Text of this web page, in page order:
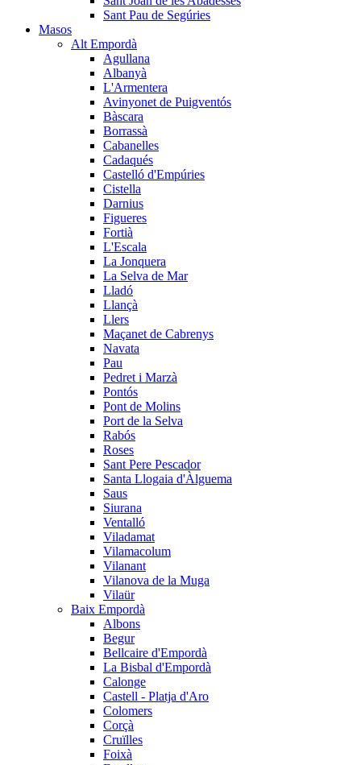
Sant Pau de Segúries
Masos
Alt Empordà
Agullana
Albanyà
L'Armentera
Avinyonet de Puigventós
Bàscara
Borrassà
Cabanelles
Cadaqués
Castelló d'Empúries
Cistella
Darnius
Figueres
Fortià
L'Escala
La Jonquera
La Selva de Mar
Lladó
Llançà
Llers
Maçanet de Cabrenys
Navata
Pau
Pedret i Marzà
Pontós
Pont de Molins
Port de la Selva
Rabós
Roses
Sant Pere Pescador
Santa Llogaia d'Àlguema
Saus
Siurana
Ventalló
Viladamat
Vilamacolum
Vilanant
Vilanova de la Muga
Vilaür
Baix Empordà
Albons
Begur
Bellcaire d'Empordà
La Bisbal d'Empordà
Calonge
Castell - Platja d'Aro
Colomers
Corçà
Cruïlles
Foixà